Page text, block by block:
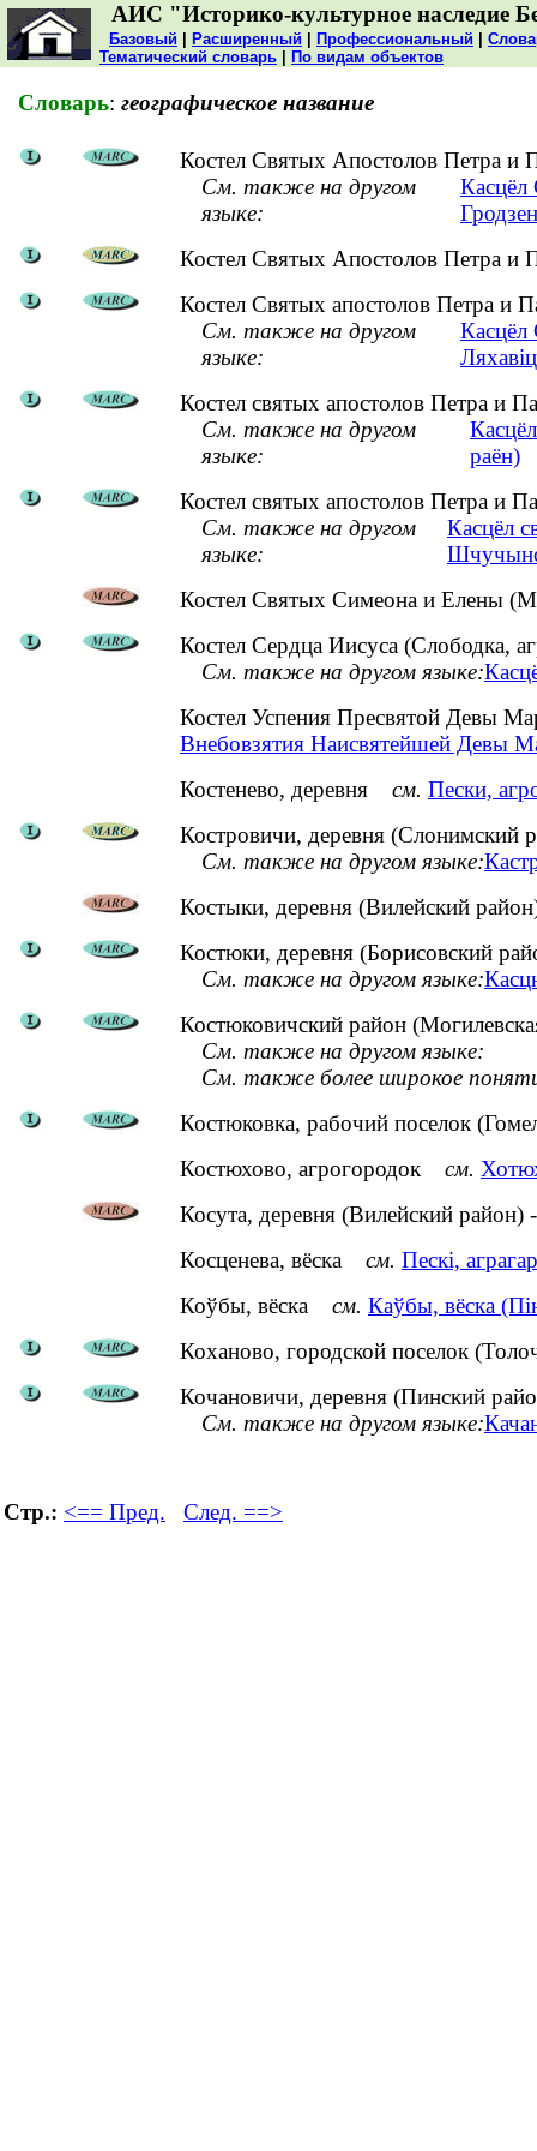
АИС "Историко-культурное наследие
Базовый Расширенный Профессиональный
Тематический словарь
По видам объектов
Словарь: географическое название
Костел Святых Апостолов Петра и
См. также на другом
языке:
Касцёл
Костел Святых Апостолов Петра и
Костел Святых апостолов Петра и
См. также на другом
языке:
Касцёл
Костел святых апостолов Петра и
См. также на другом
языке:
раён)
Костел святых апостолов Петра и
См. также на другом
языке:
Касцёл
Костел Святых Симеона и Елены
Костел Сердца Иисуса (Слободка,
См. также на другом языке:
Костел Успения Пресвятой Девы
Внебовзятия Наисвятейшей Девы
Костенево, деревня см. Пески,
Костровичи, деревня (Слонимский
См. также на другом языке:
Костыки, деревня (Вилейский
Костюки, деревня (Борисовский
См. также на другом языке:
Костюковичский район
См. также на другом языке:
См. также более широкое
Костюковка, рабочий поселок
Костюхово, агрогородок см.
Косута, деревня (Вилейский район)
Косценева, вёска см. Пескі,
Коўбы, вёска см. Каўбы, вёска
Коханово, городской поселок
Кочановичи, деревня (Пинский
См. также на другом языке:
Стр.: <== Пред. След. ==>